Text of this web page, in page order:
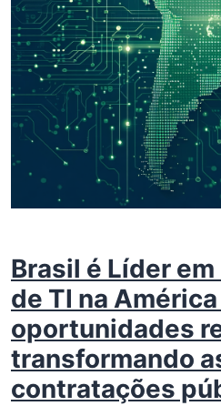
Brasil é Líder
de TI na
oportunidades
transformando
contratações